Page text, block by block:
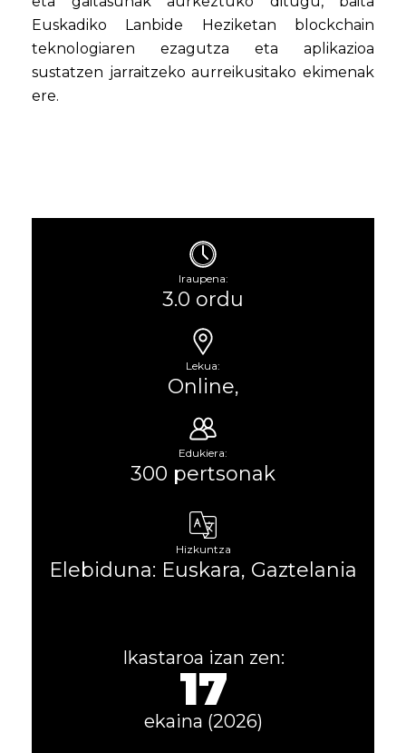
Euskadiko Lanbide Heziketan blockchain
teknologiaren ezagutza eta aplikazioa
sustatzen jarraitzeko aurreikusitako ekimenak
ere.
Iraupena:
3.0 ordu
Lekua:
Online,
Edukiera:
300 pertsonak
Hizkuntza
Elebiduna: Euskara, Gaztelania
Ikastaroa izan zen:
17
ekaina (2026)